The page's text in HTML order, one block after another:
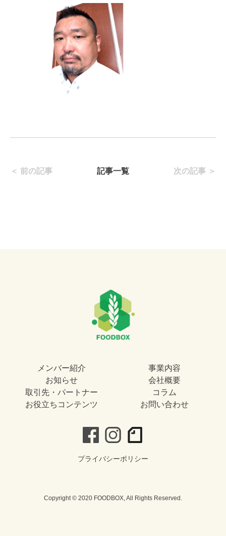
＜ 前の記事 記事一覧 次の記事 ＞
メンバー紹介
事業内容
お知らせ
会社概要
取引先・パートナー
コラム
お役立ちコンテンツ
お問い合わせ
プライバシーポリシー
Copyright © 2020 FOODBOX, All Rights Reserved.